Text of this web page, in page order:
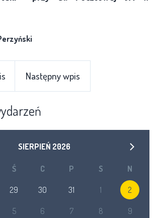
Następny wpis
SIERPIEŃ 2026
Ś C P S N
29 30 31 1 2
5 6 7 8 9